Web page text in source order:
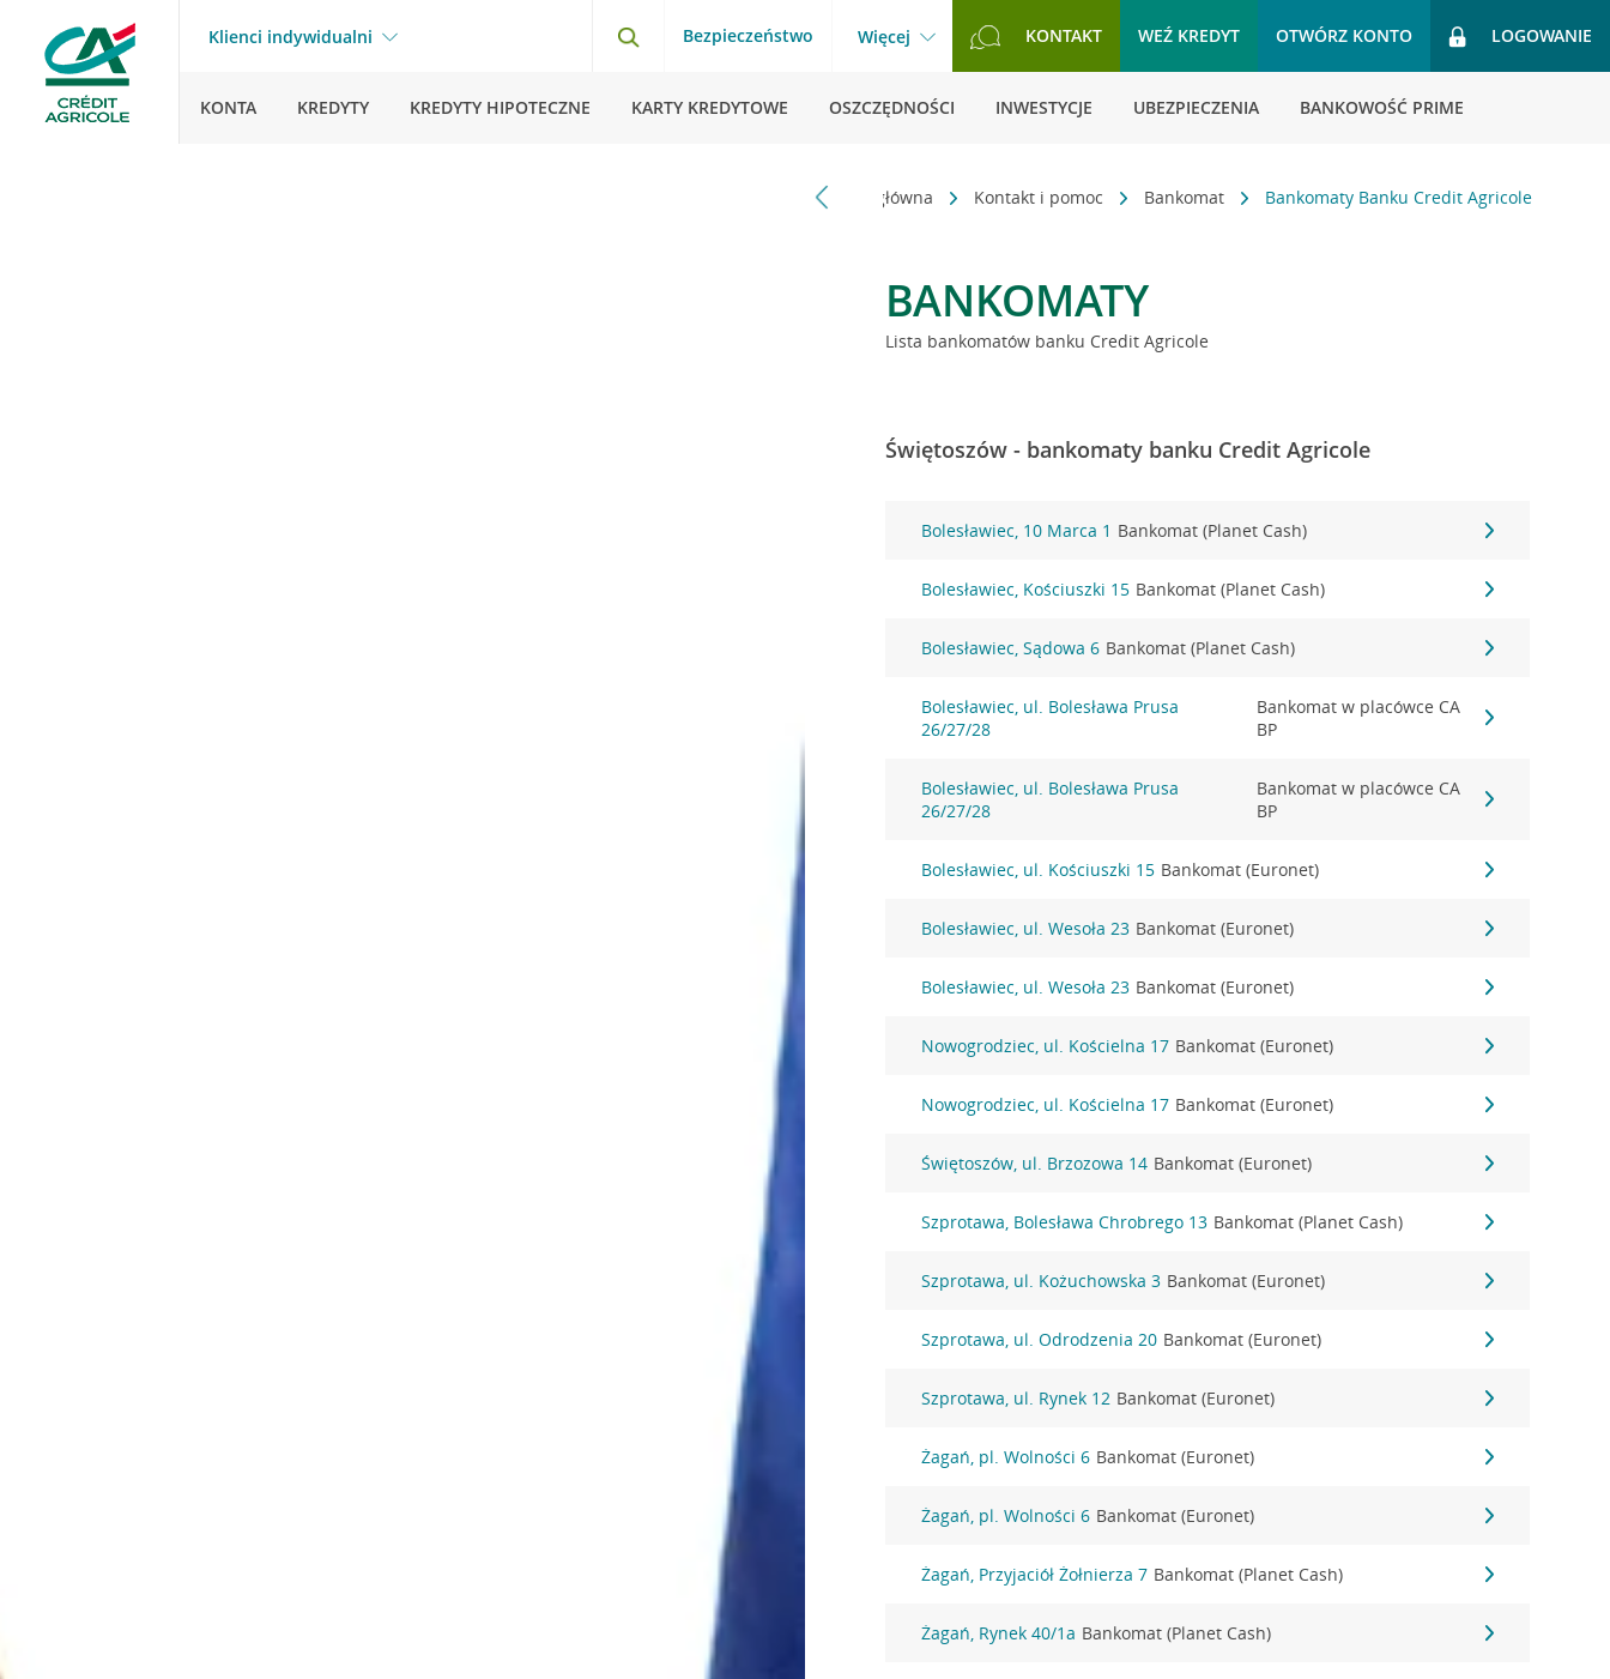
Klienci indywidualni Bezpieczeństwo Więcej KONTAKT WEŹ KREDYT OTWÓRZ KONTO LOGOWANIE
KONTA KREDYTY KREDYTY HIPOTECZNE KARTY KREDYTOWE OSZCZĘDNOŚCI INWESTYCJE UBEZPIECZENIA BANKOWOŚĆ PRIME
Strona główna Kontakt i pomoc Bankomat Bankomaty Banku Credit Agricole
BANKOMATY
Lista bankomatów banku Credit Agricole
Świętoszów - bankomaty banku Credit Agricole
Bolesławiec, 10 Marca 1 Bankomat (Planet Cash)
Bolesławiec, Kościuszki 15 Bankomat (Planet Cash)
Bolesławiec, Sądowa 6 Bankomat (Planet Cash)
Bolesławiec, ul. Bolesława Prusa
26/27/28
Bankomat w placówce CA
BP
Bolesławiec, ul. Bolesława Prusa
26/27/28
Bankomat w placówce CA
BP
Bolesławiec, ul. Kościuszki 15 Bankomat (Euronet)
Bolesławiec, ul. Wesoła 23 Bankomat (Euronet)
Bolesławiec, ul. Wesoła 23 Bankomat (Euronet)
Nowogrodziec, ul. Kościelna 17 Bankomat (Euronet)
Nowogrodziec, ul. Kościelna 17 Bankomat (Euronet)
Świętoszów, ul. Brzozowa 14 Bankomat (Euronet)
Szprotawa, Bolesława Chrobrego 13 Bankomat (Planet Cash)
Szprotawa, ul. Kożuchowska 3 Bankomat (Euronet)
Szprotawa, ul. Odrodzenia 20 Bankomat (Euronet)
Szprotawa, ul. Rynek 12 Bankomat (Euronet)
Żagań, pl. Wolności 6 Bankomat (Euronet)
Żagań, pl. Wolności 6 Bankomat (Euronet)
Żagań, Przyjaciół Żołnierza 7 Bankomat (Planet Cash)
Żagań, Rynek 40/1a Bankomat (Planet Cash)